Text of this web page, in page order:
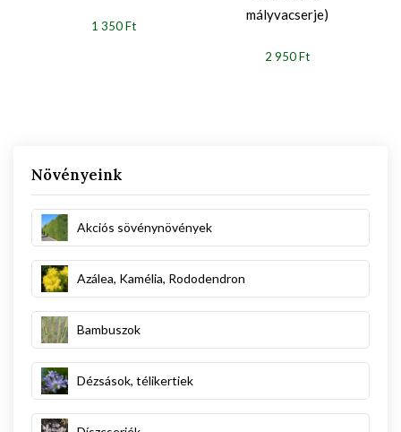
Növényeink
Akciós sövénynövények
Azálea, Kamélia, Rododendron
Bambuszok
Dézsások, télikertiek
1 350 Ft
mályvacserje)
2 950 Ft